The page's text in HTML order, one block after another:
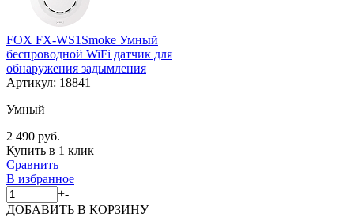
FOX FX-WS1Smoke Умный
беспроводной WiFi датчик для
обнаружения задымления
Артикул: 18841
Умный
2 490 руб.
Купить в 1 клик
Сравнить
В избранное
+-
ДОБАВИТЬ В КОРЗИНУ